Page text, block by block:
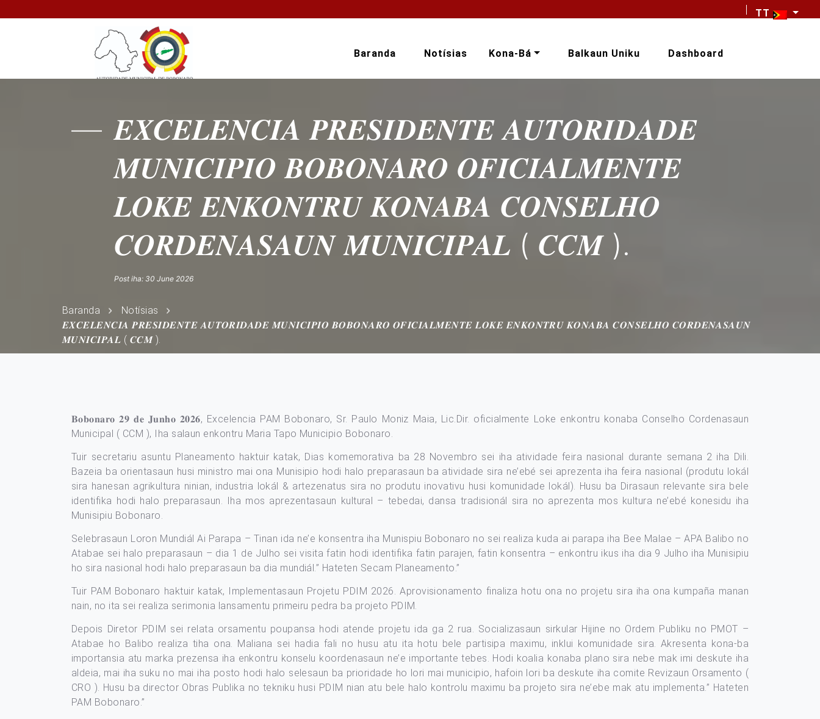
TT
Baranda Notísias Kona-Bá Balkaun Uniku Dashboard
𝑬𝑿𝑪𝑬𝑳𝑬𝑵𝑪𝑰𝑨 𝑷𝑹𝑬𝑺𝑰𝑫𝑬𝑵𝑻𝑬 𝑨𝑼𝑻𝑶𝑹𝑰𝑫𝑨𝑫𝑬
𝑴𝑼𝑵𝑰𝑪𝑰𝑷𝑰𝑶 𝑩𝑶𝑩𝑶𝑵𝑨𝑹𝑶 𝑶𝑭𝑰𝑪𝑰𝑨𝑳𝑴𝑬𝑵𝑻𝑬
𝑳𝑶𝑲𝑬 𝑬𝑵𝑲𝑶𝑵𝑻𝑹𝑼 𝑲𝑶𝑵𝑨𝑩𝑨 𝑪𝑶𝑵𝑺𝑬𝑳𝑯𝑶
𝑪𝑶𝑹𝑫𝑬𝑵𝑨𝑺𝑨𝑼𝑵 𝑴𝑼𝑵𝑰𝑪𝑰𝑷𝑨𝑳 ( 𝑪𝑪𝑴 ).
Post iha: 30 June 2026
Baranda
Notísias
𝑬𝑿𝑪𝑬𝑳𝑬𝑵𝑪𝑰𝑨 𝑷𝑹𝑬𝑺𝑰𝑫𝑬𝑵𝑻𝑬 𝑨𝑼𝑻𝑶𝑹𝑰𝑫𝑨𝑫𝑬 𝑴𝑼𝑵𝑰𝑪𝑰𝑷𝑰𝑶 𝑩𝑶𝑩𝑶𝑵𝑨𝑹𝑶 𝑶𝑭𝑰𝑪𝑰𝑨𝑳𝑴𝑬𝑵𝑻𝑬 𝑳𝑶𝑲𝑬 𝑬𝑵𝑲𝑶𝑵𝑻𝑹𝑼 𝑲𝑶𝑵𝑨𝑩𝑨 𝑪𝑶𝑵𝑺𝑬𝑳𝑯𝑶 𝑪𝑶𝑹𝑫𝑬𝑵𝑨𝑺𝑨𝑼𝑵
𝑴𝑼𝑵𝑰𝑪𝑰𝑷𝑨𝑳 ( 𝑪𝑪𝑴 ).
𝐁𝐨𝐛𝐨𝐧𝐚𝐫𝐨 𝟐𝟗 𝐝𝐞 𝐉𝐮𝐧𝐡𝐨 𝟐𝟎𝟐𝟔, Excelencia PAM Bobonaro, Sr. Paulo Moniz Maia, Lic.Dir. oficialmente Loke enkontru konaba Conselho Cordenasaun
Municipal ( CCM ), Iha salaun enkontru Maria Tapo Municipio Bobonaro.
Tuir secretariu asuntu Planeamento haktuir katak, Dias komemorativa ba 28 Novembro sei iha atividade feira nasional durante semana 2 iha Dili.
Bazeia ba orientasaun husi ministro mai ona Munisipio hodi halo preparasaun ba atividade sira ne’ebé sei aprezenta iha feira nasional (produtu lokál
sira hanesan agrikultura ninian, industria lokál & artezenatus sira no produtu inovativu husi komunidade lokál). Husu ba Dirasaun relevante sira bele
identifika hodi halo preparasaun. Iha mos aprezentasaun kultural – tebedai, dansa tradisionál sira no aprezenta mos kultura ne’ebé konesidu iha
Munisipiu Bobonaro.
Selebrasaun Loron Mundiál Ai Parapa – Tinan ida ne’e konsentra iha Munispiu Bobonaro no sei realiza kuda ai parapa iha Bee Malae – APA Balibo no
Atabae sei halo preparasaun – dia 1 de Julho sei visita fatin hodi identifika fatin parajen, fatin konsentra – enkontru ikus iha dia 9 Julho iha Munisipiu
ho sira nasional hodi halo preparasaun ba dia mundiál.” Hateten Secam Planeamento.”
Tuir PAM Bobonaro haktuir katak, Implementasaun Projetu PDIM 2026. Aprovisionamento finaliza hotu ona no projetu sira iha ona kumpaña manan
nain, no ita sei realiza serimonia lansamentu primeiru pedra ba projeto PDIM.
Depois Diretor PDIM sei relata orsamentu poupansa hodi atende projetu ida ga 2 rua. Socializasaun sirkular Hijine no Ordem Publiku no PMOT –
Atabae ho Balibo realiza tiha ona. Maliana sei hadia fali no husu atu ita hotu bele partisipa maximu, inklui komunidade sira. Akresenta kona-ba
importansia atu marka prezensa iha enkontru konselu koordenasaun ne’e importante tebes. Hodi koalia konaba plano sira nebe mak imi deskute iha
aldeia, mai iha suku no mai iha posto hodi halo selesaun ba prioridade ho lori mai municipio, hafoin lori ba deskute iha comite Revizaun Orsamento (
CRO ). Husu ba director Obras Publika no tekniku husi PDIM nian atu bele halo kontrolu maximu ba projeto sira ne’ebe mak atu implementa.” Hateten
PAM Bobonaro.”